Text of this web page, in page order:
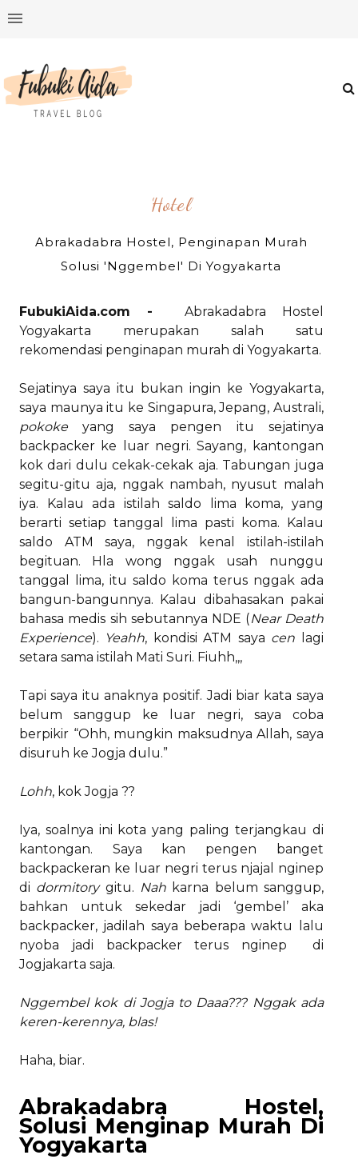
Hotel
Abrakadabra Hostel, Penginapan Murah
Solusi 'Nggembel' Di Yogyakarta
FubukiAida.com -
Abrakadabra Hostel
Yogyakarta merupakan salah satu
rekomendasi penginapan murah di Yogyakarta.
Sejatinya saya itu bukan ingin ke Yogyakarta,
saya maunya itu ke Singapura, Jepang, Australi,
pokokeyang saya pengen itu sejatinya
backpacker ke luar negri. Sayang, kantongan
kok dari dulu cekak-cekak aja. Tabungan juga
segitu-gitu aja, nggak nambah, nyusut malah
iya. Kalau ada istilah saldo lima koma, yang
berarti setiap tanggal lima pasti koma. Kalau
saldo ATM saya, nggak kenal istilah-istilah
begituan. Hla wong nggak usah nunggu
tanggal lima, itu saldo koma terus nggak ada
bangun-bangunnya. Kalau dibahasakan pakai
bahasa medis sih sebutannya NDE (Near Death
Experience). Yeahh, kondisi ATM saya cen lagi
setara sama istilah Mati Suri. Fiuhh,,,
Tapi saya itu anaknya positif. Jadi biar kata saya
belum sanggup ke luar negri, saya coba
berpikir “Ohh, mungkin maksudnya Allah, saya
disuruh ke Jogja dulu.”
Lohh, kok Jogja ??
Iya, soalnya ini kota yang paling terjangkau di
kantongan. Saya kan pengen banget
backpackeran ke luar negri terus njajal nginep
di dormitorygitu. Nahkarna belum sanggup,
bahkan untuk sekedar jadi ‘gembel’ aka
backpacker, jadilah saya beberapa waktu lalu
nyoba jadi backpacker terus nginep di
Jogjakarta saja.
Nggembel kok di Jogja to Daaa??? Nggak ada
keren-kerennya, blas!
Haha, biar.
Abrakadabra Hostel,
Solusi Menginap Murah Di
Yogyakarta